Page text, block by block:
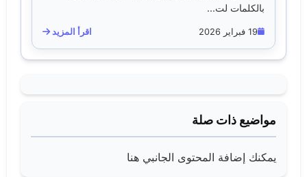
بالكلمات لت...
19 فبراير 2026 اقرأ المزيد
مواضيع ذات صلة
يمكنك إضافة المحتوى الجانبي هنا